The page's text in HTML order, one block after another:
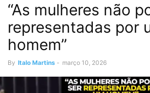
“As mulheres não
representadas por
homem”
By Italo Martins - março 10, 2026